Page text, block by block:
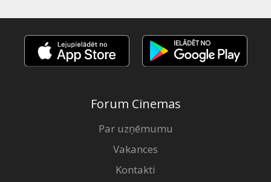
Forum Cinemas
Par uzņēmumu
Vakances
Kontakti